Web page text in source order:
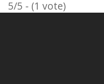
est
de se
toute la France.
5/5 - (1 vote)